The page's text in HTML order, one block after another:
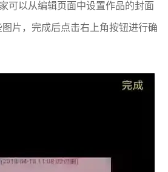
可以从编辑页面中设置作品的封面
片，完成后点击右上角按钮进行确